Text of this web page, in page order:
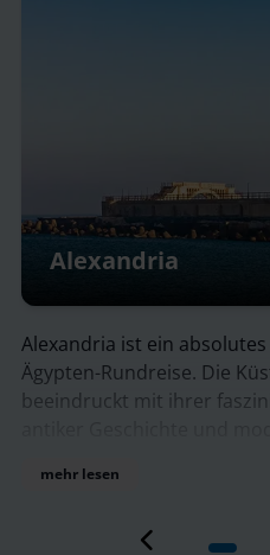
Alexandria
Alexandria ist ein
Ägypten-Rundreise. Die
beeindruckt mit ihrer
Alexandria, die Pompejus-
Corniche, der
mehr lesen